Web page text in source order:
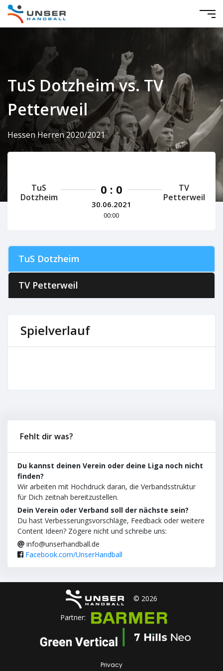
TuS Dotzheim vs. TV
Petterweil
Hessen Herren 2020/2021
TuS
Dotzheim
0 : 0
30.06.2021
00:00
TV
Petterweil
TuS Dotzheim
TV Petterweil
Spielverlauf
Fehlt dir was?
Du kannst deinen Verein oder deine Liga noch nicht
finden?
Wir arbeiten mit Hochdruck daran, die Verbandsstruktur
für Dich zeitnah bereitzustellen.
Dein Verein oder Verband soll der nächste sein?
Du hast Verbesserungsvorschläge, Feedback oder weitere
Content Ideen? Zögere nicht und schreibe uns:
info@unserhandball.de
Facebook.com/UnserHandball
© 2026
Partner:
Privacy